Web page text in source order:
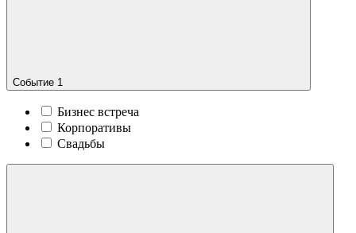
Событие 1
Бизнес встреча
Корпоративы
Свадьбы